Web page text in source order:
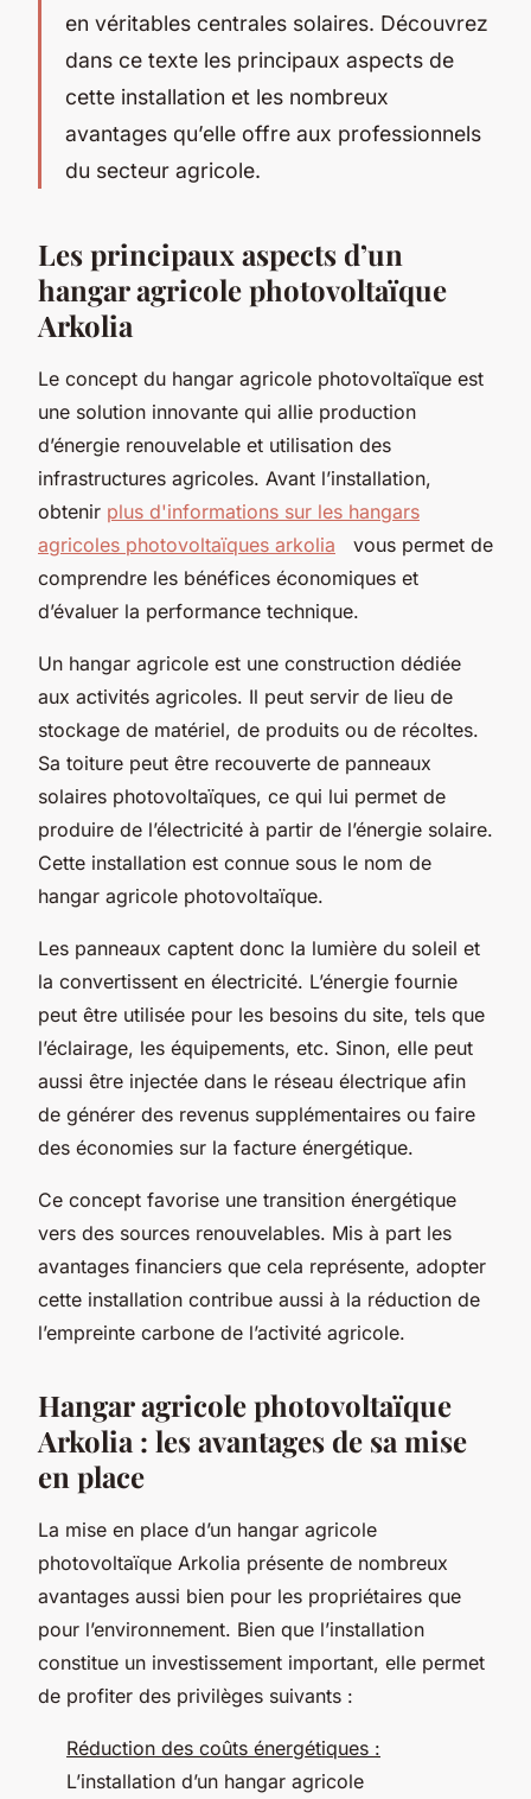
en véritables centrales solaires. Découvrez
dans ce texte les principaux aspects de
cette installation et les nombreux
avantages qu’elle offre aux professionnels
du secteur agricole.
Les principaux aspects d’un
hangar agricole photovoltaïque
Arkolia
Le concept du hangar agricole photovoltaïque est
une solution innovante qui allie production
d’énergie renouvelable et utilisation des
infrastructures agricoles. Avant l’installation,
obtenir plus d'informations sur les hangars
agricoles photovoltaïques arkolia vous permet de
comprendre les bénéfices économiques et
d’évaluer la performance technique.
Un hangar agricole est une construction dédiée
aux activités agricoles. Il peut servir de lieu de
stockage de matériel, de produits ou de récoltes.
Sa toiture peut être recouverte de panneaux
solaires photovoltaïques, ce qui lui permet de
produire de l’électricité à partir de l’énergie solaire.
Cette installation est connue sous le nom de
hangar agricole photovoltaïque.
Les panneaux captent donc la lumière du soleil et
la convertissent en électricité. L’énergie fournie
peut être utilisée pour les besoins du site, tels que
l’éclairage, les équipements, etc. Sinon, elle peut
aussi être injectée dans le réseau électrique afin
de générer des revenus supplémentaires ou faire
des économies sur la facture énergétique.
Ce concept favorise une transition énergétique
vers des sources renouvelables. Mis à part les
avantages financiers que cela représente, adopter
cette installation contribue aussi à la réduction de
l’empreinte carbone de l’activité agricole.
Hangar agricole photovoltaïque
Arkolia : les avantages de sa mise
en place
La mise en place d’un hangar agricole
photovoltaïque Arkolia présente de nombreux
avantages aussi bien pour les propriétaires que
pour l’environnement. Bien que l’installation
constitue un investissement important, elle permet
de profiter des privilèges suivants :
Réduction des coûts énergétiques :
L’installation d’un hangar agricole